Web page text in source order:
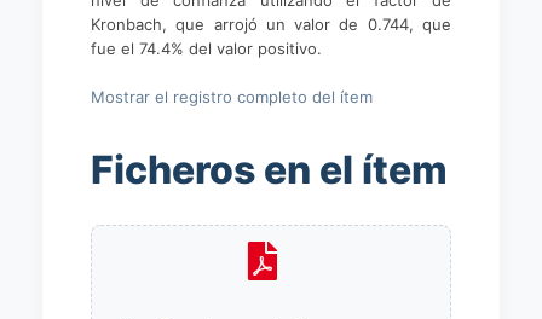
Kronbach, que arrojó un valor de 0.744, que
fue el 74.4% del valor positivo.
Mostrar el registro completo del ítem
Ficheros en el ítem